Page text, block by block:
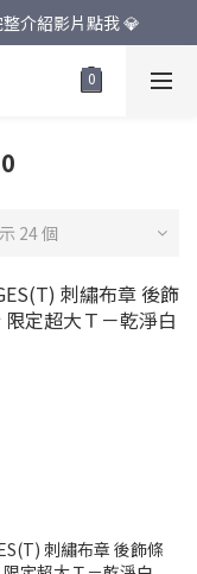
介紹影片點我 💎
24 個
刺繡布章 後飾條